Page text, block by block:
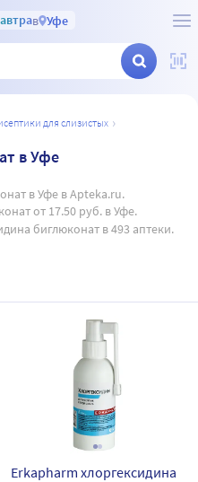
в Уфе
для слизистых
в Уфе
в Уфе в Apteka.ru.
от 17.50 руб. в Уфе.
биглюконат в 493 аптеки.
Erkapharm хлоргексидина